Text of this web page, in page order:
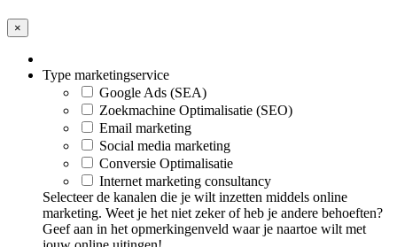
×
Type marketingservice
Google Ads (SEA)
Zoekmachine Optimalisatie (SEO)
Email marketing
Social media marketing
Conversie Optimalisatie
Internet marketing consultancy
Selecteer de kanalen die je wilt inzetten middels online
marketing. Weet je het niet zeker of heb je andere behoeften?
Geef aan in het opmerkingenveld waar je naartoe wilt met